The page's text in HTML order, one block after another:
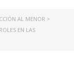
AL MENOR >
EN LAS